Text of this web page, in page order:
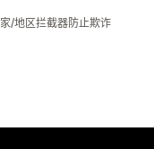
/地区拦截器防止欺诈